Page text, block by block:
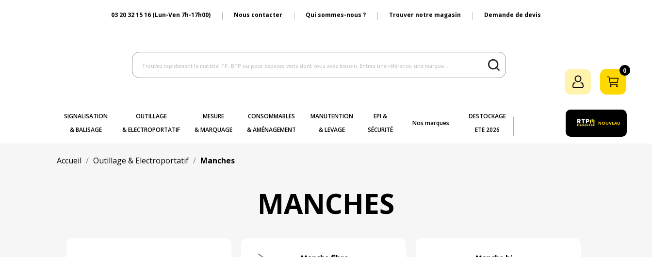
03 20 32 15 16 (Lun-Ven 7h-17h00) Nous contacter Qui sommes-nous ? Trouver notre magasin Demande de devis
0
SIGNALISATION
& BALISAGE
OUTILLAGE
& ELECTROPORTATIF
MESURE
& MARQUAGE
CONSOMMABLES
& AMÉNAGEMENT
MANUTENTION
& LEVAGE
EPI &
SÉCURITÉ
Nos marques
DESTOCKAGE
ETE 2026
NOUVEAU
Accueil Outillage & Electroportatif Manches
MANCHES